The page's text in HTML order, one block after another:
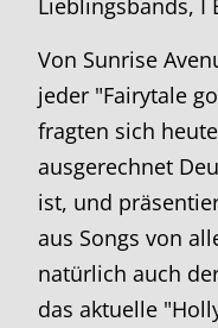
Von Sunrise
jeder "Fairytale
fragten sich
ausgerechnet
ist, und
aus Songs von
natürlich auch
das aktuelle